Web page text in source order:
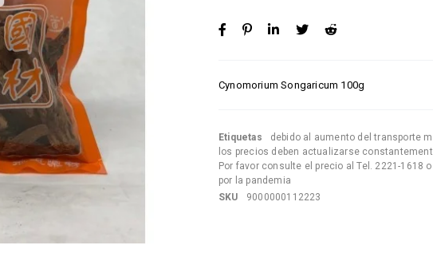
Cynomorium Songaricum 100g
Etiquetas debido al aumento del transporte
los precios deben actualizarse
Por favor consulte el precio al Tel. 2221-1618
por la pandemia
SKU
9000000112223